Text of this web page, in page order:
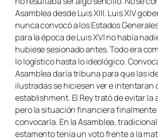
Asamblea desde Luis XIII. Luis XIV
nunca convocó a los Estados
para la época de Luis XVI no había
hubiese sesionado antes. Todo era
lo logístico hasta lo ideológico.
Asamblea daría tribuna para que las
ilustradas se hiciesen ver e intentaran
establishment. El Rey trató de evitar la
pero la situación financiera finalmente
convocarla. En la Asamblea,
estamento tenía un voto frente a la